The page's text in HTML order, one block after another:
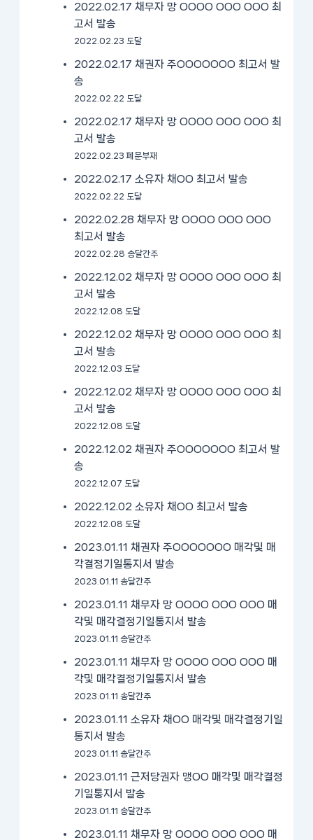
2022.02.17 채무자 망 OOOO OOO OOO 최
고서 발송
2022.02.23 도달
2022.02.17 채권자 주OOOOOOO 최고서 발
송
2022.02.22 도달
2022.02.17 채무자 망 OOOO OOO OOO 최
고서 발송
2022.02.23 폐문부재
2022.02.17 소유자 채OO 최고서 발송
2022.02.22 도달
2022.02.28 채무자 망 OOOO OOO OOO
최고서 발송
2022.02.28 송달간주
2022.12.02 채무자 망 OOOO OOO OOO 최
고서 발송
2022.12.08 도달
2022.12.02 채무자 망 OOOO OOO OOO 최
고서 발송
2022.12.03 도달
2022.12.02 채무자 망 OOOO OOO OOO 최
고서 발송
2022.12.08 도달
2022.12.02 채권자 주OOOOOOO 최고서 발
송
2022.12.07 도달
2022.12.02 소유자 채OO 최고서 발송
2022.12.08 도달
2023.01.11 채권자 주OOOOOOO 매각및 매
각결정기일통지서 발송
2023.01.11 송달간주
2023.01.11 채무자 망 OOOO OOO OOO 매
각및 매각결정기일통지서 발송
2023.01.11 송달간주
2023.01.11 채무자 망 OOOO OOO OOO 매
각및 매각결정기일통지서 발송
2023.01.11 송달간주
2023.01.11 소유자 채OO 매각및 매각결정기일
통지서 발송
2023.01.11 송달간주
2023.01.11 근저당권자 맹OO 매각및 매각결정
기일통지서 발송
2023.01.11 송달간주
2023.01.11 채무자 망 OOOO OOO OOO 매